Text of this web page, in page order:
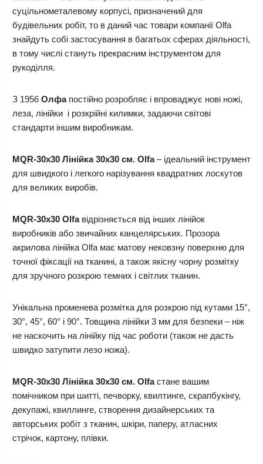
суцільнометалевому корпусі, призначений для
будівельних робіт, то в даний час товари компанії Olfa
знайдуть собі застосування в багатьох сферах діяльності,
в тому числі стануть прекрасним інструментом для
рукоділля.
З 1956 Олфапостійно розробляє і впроваджує нові ножі,
леза, лінійки і розкрійні килимки, задаючи світові
стандарти іншим виробникам.
MQR-30х30 Лінійка 30х30 см. Olfa– ідеальний інструмент
для швидкого і легкого нарізування квадратних лоскутов
для великих виробів.
MQR-30х30 Olfaвідрізняється від інших лінійок
виробників або звичайних канцелярських. Прозора
акрилова лінійка Olfa має матову нековзну поверхню для
точної фіксації на тканині, а також якісну чорну розмітку
для зручного розкрою темних і світлих тканин.
Унікальна променева розмітка для розкрою під кутами 15°,
30°, 45°, 60° і 90°. Товщина лінійки 3 мм для безпеки – ніж
не наскочить на лінійку під час роботи (також не дасть
швидко затупити лезо ножа).
MQR-30х30 Лінійка 30х30 см. Olfaстане вашим
помічником при шитті, печворку, квилтинге, скрапбукінгу,
декупажі, квиллинге, створення дизайнерських та
авторських робіт з тканин, шкіри, паперу, атласних
стрічок, картону, плівки.